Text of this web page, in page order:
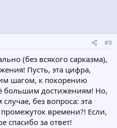
#9
(без всякого сарказма),
Пусть, эта цифра,
шагом, к покорению
достижениям! Но,
без вопроса: эта
времени?! Если,
спасибо за ответ!